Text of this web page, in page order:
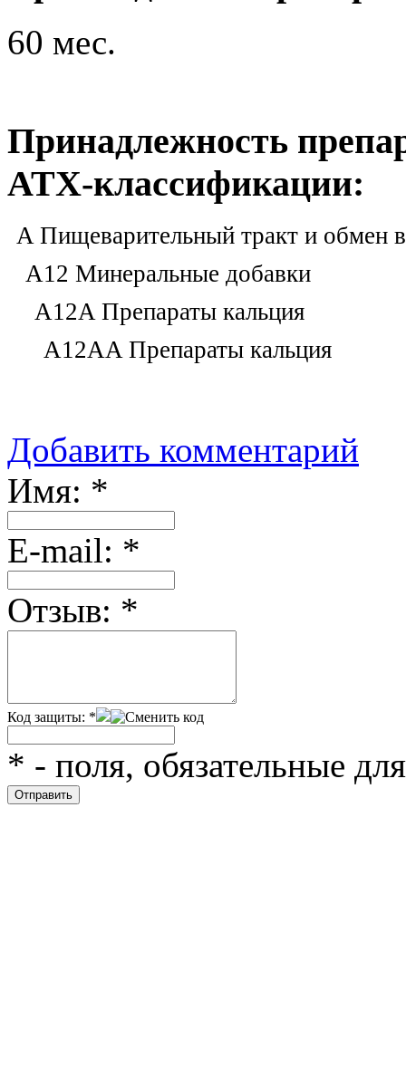
60 мес.
Принадлежность
ATX-классификации:
A Пищеварительный тракт и обмен
A12 Минеральные добавки
A12A Препараты кальция
A12AA Препараты кальция
Добавить комментарий
Имя: *
Е-mail: *
Отзыв: *
Код защиты: *
* - поля, обязательные